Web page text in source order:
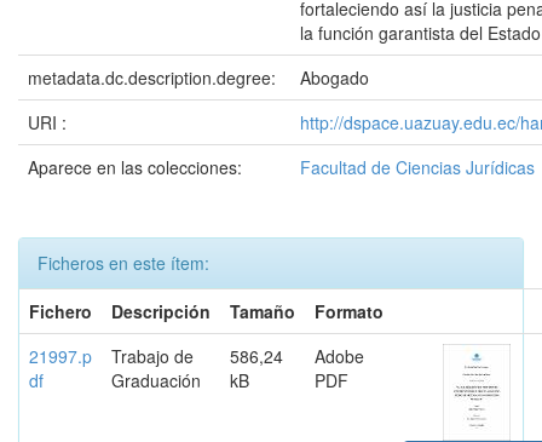
fortaleciendo así la justicia
la función garantista del
metadata.dc.description.degree:
Abogado
URI :
http://dspace.uazuay.edu.ec/
Aparece en las colecciones:
Facultad de Ciencias Jurídicas
Ficheros en este ítem:
Fichero
Descripción Tamaño
Formato
21997.p
df
Trabajo de
Graduación
586,24
kB
Adobe
PDF